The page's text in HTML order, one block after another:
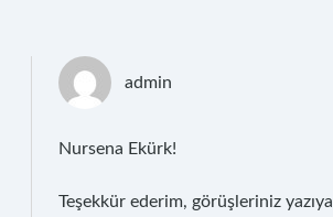
admin
Nursena Ekürk!
Teşekkür ederim, görüşleriniz yazıya